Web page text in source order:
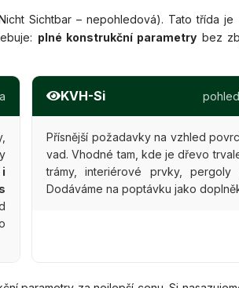
Sichtbar – nepohledová). Tato třída
plné konstrukční parametry bez
KVH-Si
Přísnější požadavky na vzhled
vad. Vhodné tam, kde je dřevo
trámy, interiérové prvky, pergoly
Dodáváme na poptávku jako